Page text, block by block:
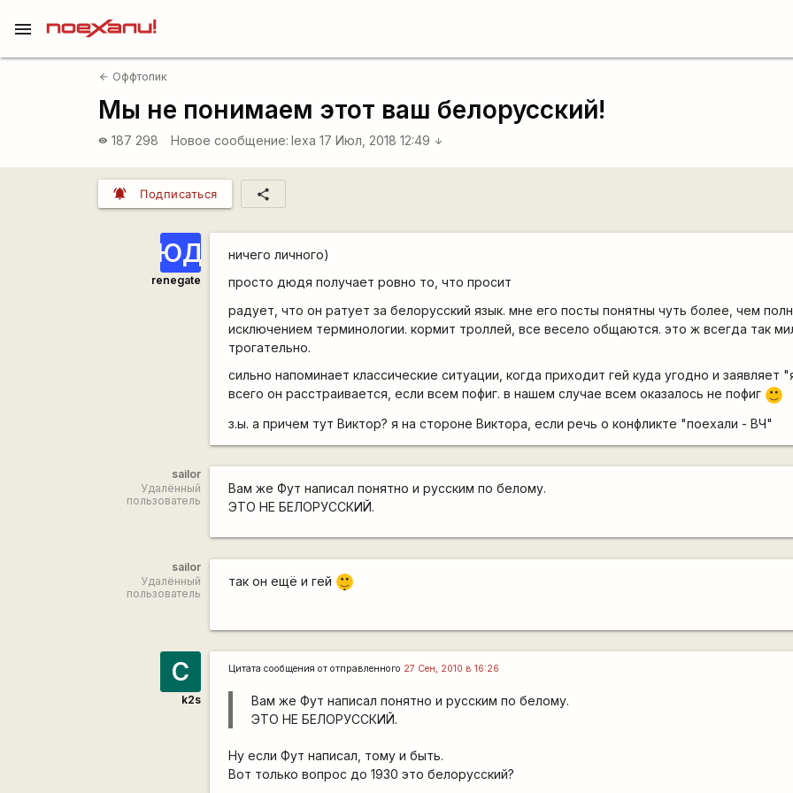
menu
arrow_back Оффтопик
Мы не понимаем этот ваш белорусский!
visibility 187 298 Новое сообщение: lexa 17 Июл, 2018 12:49 arrow_downward
notifications_active Подписаться share
ЮД
renegate
ничего личного)
просто дюдя получает ровно то, что просит
радует, что он ратует за белорусский язык. мне его посты понятны чуть более, чем
исключением терминологии. кормит троллей, все весело общаются. это ж всегда так
трогательно.
сильно напоминает классические ситуации, когда приходит гей куда угодно и заявляет
всего он расстраивается, если всем пофиг. в нашем случае всем оказалось не пофиг :)
з.ы. а причем тут Виктор? я на стороне Виктора, если речь о конфликте "поехали - ВЧ"
sailor
Удалённый
пользователь
Вам же Фут написал понятно и русским по белому.
ЭТО НЕ БЕЛОРУССКИЙ.
sailor
Удалённый
пользователь
так он ещё и гей
|-)
_)
С
k2s
Цитата сообщения ототправленного 27 Сен, 2010 в 16:26
Вам же Фут написал понятно и русским по белому.
ЭТО НЕ БЕЛОРУССКИЙ.
Ну если Фут написал, тому и быть.
Вот только вопрос до 1930 это белорусский?